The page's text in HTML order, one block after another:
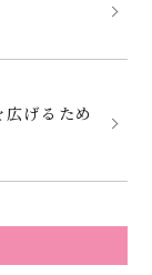
げるため